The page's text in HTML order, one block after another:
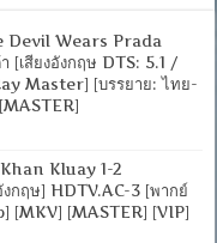
Devil Wears Prada
[เสียงอังกฤษ DTS: 5.1 /
Master] [บรรยาย: ไทย-
Kluay 1-2
กฤษ] HDTV.AC-3 [พากย์
[MKV] [MASTER] [VIP]